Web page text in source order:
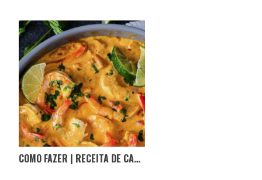
COMO FAZER | RECEITA DE CARIL DE CAMARÃO